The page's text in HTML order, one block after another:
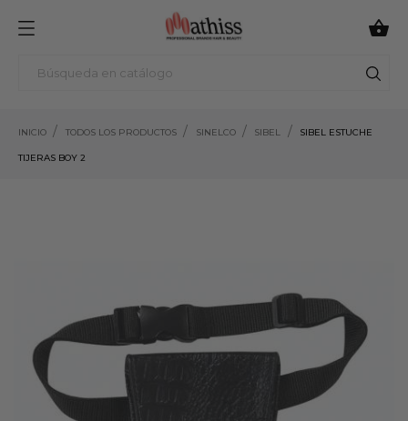

INICIO TODOS LOS PRODUCTOS SINELCO SIBEL SIBEL ESTUCHE
TIJERAS BOY 2